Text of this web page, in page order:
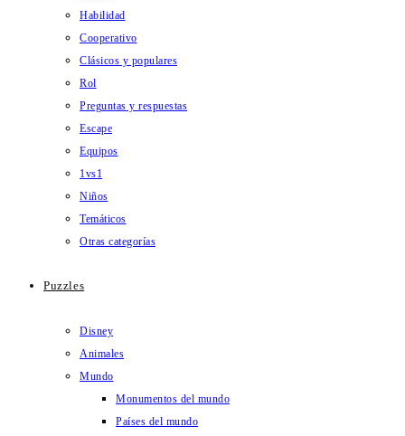
Habilidad
Cooperativo
Clásicos y populares
Rol
Preguntas y respuestas
Escape
Equipos
1vs1
Niños
Temáticos
Otras categorías
Puzzles
Disney
Animales
Mundo
Monumentos del mundo
Países del mundo